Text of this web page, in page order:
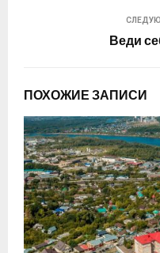
Веди
ПОХОЖИЕ ЗАПИСИ